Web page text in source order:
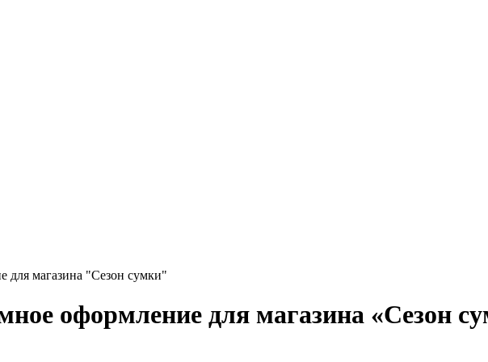
для магазина "Сезон сумки"
оформление для магазина «Сезон